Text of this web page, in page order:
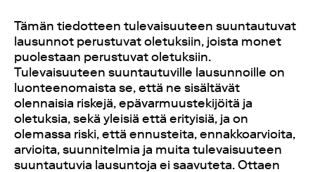
Tämän tiedotteen tulevaisuuteen suuntautuvat
lausunnot perustuvat oletuksiin, joista monet
puolestaan perustuvat oletuksiin.
Tulevaisuuteen suuntautuville lausunnoille on
luonteenomaista se, että ne sisältävät
olennaisia riskejä, epävarmuustekijöitä ja
oletuksia, sekä yleisiä että erityisiä, ja on
olemassa riski, että ennusteita, ennakkoarvioita,
arvioita, suunnitelmia ja muita tulevaisuuteen
suuntautuvia lausuntoja ei saavuteta. Ottaen